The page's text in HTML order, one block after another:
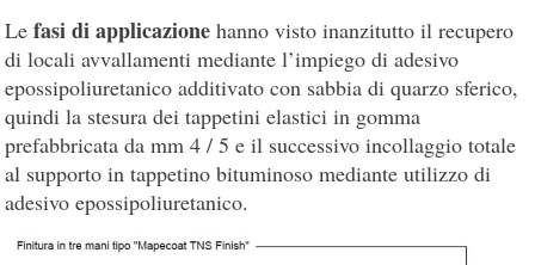
Lefasi di applicazionehanno visto inanzitutto il recupero
di locali avvallamenti mediante l’impiego di adesivo
epossipoliuretanico additivato con sabbia di quarzo sferico,
quindi la stesura dei tappetini elastici in gomma
prefabbricata da mm 4 / 5 e il successivo incollaggio totale
al supporto in tappetino bituminoso mediante utilizzo di
adesivo epossipoliuretanico.